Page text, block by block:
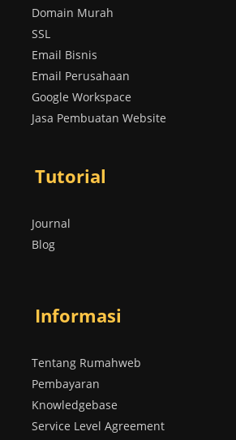
Domain Murah
SSL
Email Bisnis
Email Perusahaan
Google Workspace
Jasa Pembuatan Website
Tutorial
Journal
Blog
Informasi
Tentang Rumahweb
Pembayaran
Knowledgebase
Service Level Agreement